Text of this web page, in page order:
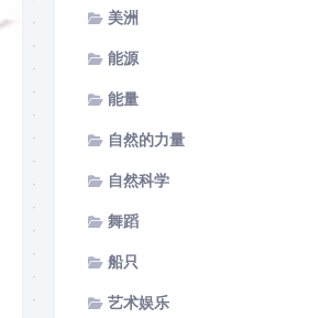
美洲
能源
能量
自然的力量
自然科学
舞蹈
船只
艺术娱乐